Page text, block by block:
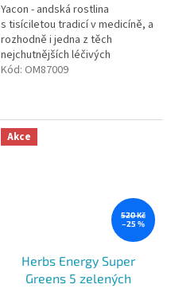
Yacon - andská rostlina
s tisíciletou tradicí v medicíně, a
rozhodně i jedna z těch
nejchutnějších léčivých
rostlin! Odvar z Jakonu má
Kód: OM87009
Akce
520 Kč
–25 %
Herbs Energy Super
Greens 5 zelených